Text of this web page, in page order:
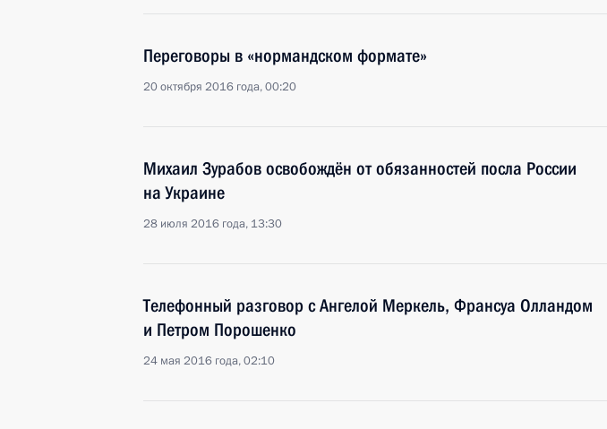
Переговоры в «нормандском формате»
20 октября 2016 года, 00:20
Михаил Зурабов освобождён от обязанностей посла России
на Украине
28 июля 2016 года, 13:30
Телефонный разговор с Ангелой Меркель, Франсуа Олландом
и Петром Порошенко
24 мая 2016 года, 02:10